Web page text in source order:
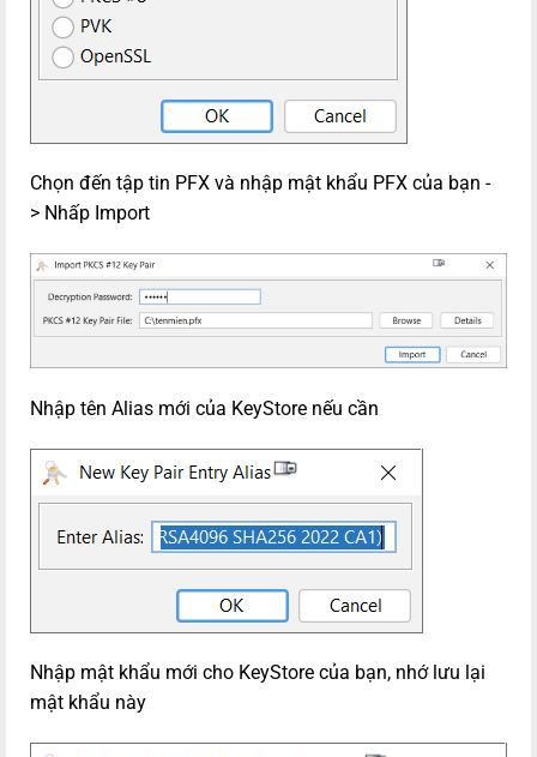
Chọn đến tập tin PFX và nhập mật khẩu PFX của bạn -
> Nhấp Import
Nhập tên Alias mới của KeyStore nếu cần
Nhập mật khẩu mới cho KeyStore của bạn, nhớ lưu lại
mật khẩu này